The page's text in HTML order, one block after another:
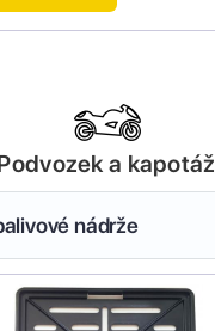
a kapotáž
nádrže